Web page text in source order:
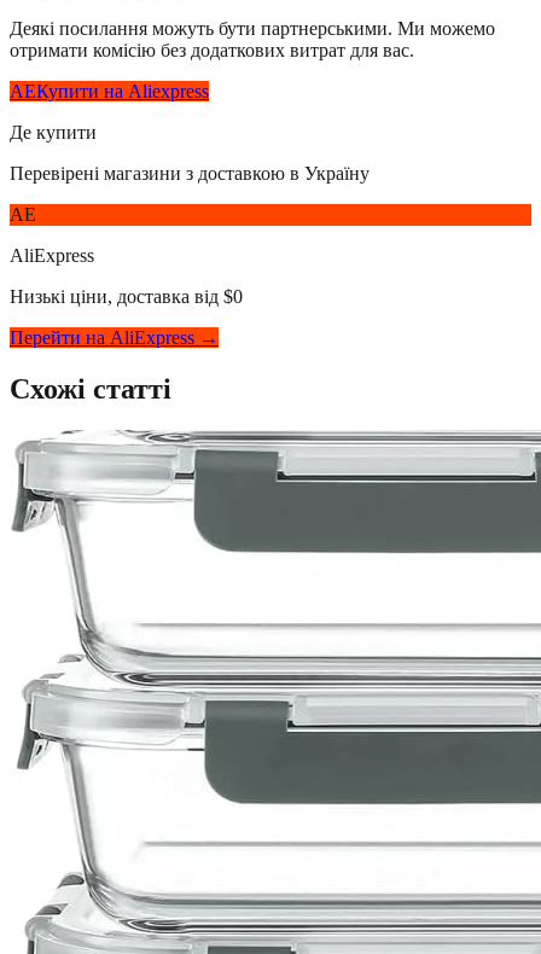
Деякі посилання можуть бути партнерськими. Ми можемо
отримати комісію без додаткових витрат для вас.
AEКупити на Aliexpress
Де купити
Перевірені магазини з доставкою в Україну
AE
AliExpress
Низькі ціни, доставка від $0
Перейти на AliExpress →
Схожі статті